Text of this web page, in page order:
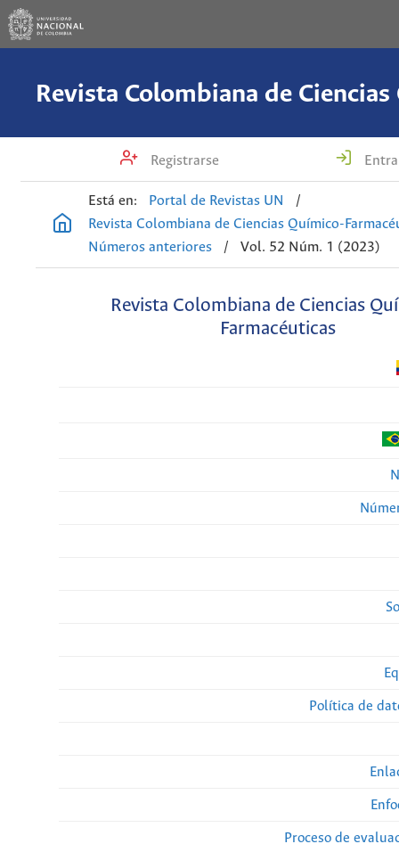
Registrarse
Está en: Portal de Revistas UN
/
Revista Colombiana de Ciencias Químico-
Números anteriores
/ Vol. 52 Núm. 1 (2023)
Revista Colombiana de Ciencias
Farmacéuticas
Política de
Proceso de